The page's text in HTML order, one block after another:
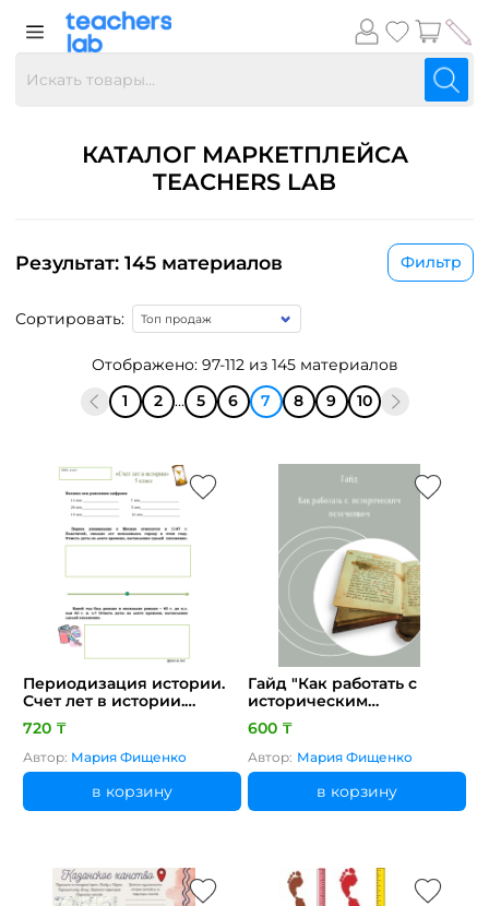
КАТАЛОГ МАРКЕТПЛЕЙСА
TEACHERS LAB
Результат: 145 материалов Фильтр
Сортировать:
Отображено: 97-112 из 145 материалов
1
2 ... 5 6 7 8 9 10
Периодизация истории.
Счет лет в истории.
Рабочие листы
720 ₸
Автор: Мария Фищенко
в корзину
Гайд "Как работать с
историческим
источником"
600 ₸
Автор: Мария Фищенко
в корзину